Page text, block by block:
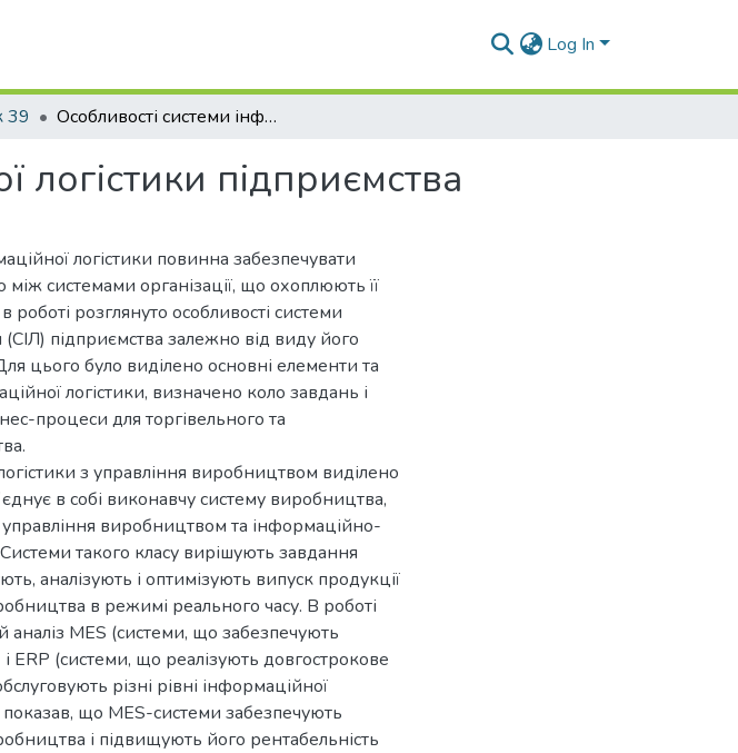
Log In
39 Особливості системи інформаційної логістики підприємства
логістики підприємства
логістики повинна забезпечувати
системами організації, що охоплюють її
роботі розглянуто особливості системи
(СІЛ) підприємства залежно від виду його
цього було виділено основні елементи та
логістики, визначено коло завдань і
процеси для торгівельного та
з управління виробництвом виділено
в собі виконавчу систему виробництва,
виробництвом та інформаційно-
такого класу вирішують завдання
аналізують і оптимізують випуск продукції
в режимі реального часу. В роботі
MES (системи, що забезпечують
ERP (системи, що реалізують довгострокове
різні рівні інформаційної
що MES-системи забезпечують
і підвищують його рентабельність